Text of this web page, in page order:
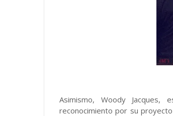
Asimismo, Woody Jacques,
reconocimiento por su